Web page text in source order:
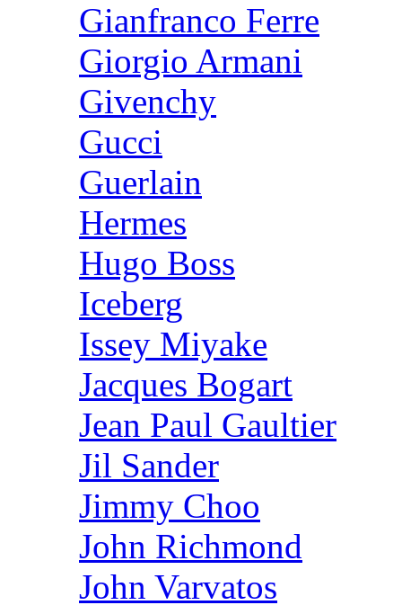
Gianfranco Ferre
Giorgio Armani
Givenchy
Gucci
Guerlain
Hermes
Hugo Boss
Iceberg
Issey Miyake
Jacques Bogart
Jean Paul Gaultier
Jil Sander
Jimmy Choo
John Richmond
John Varvatos